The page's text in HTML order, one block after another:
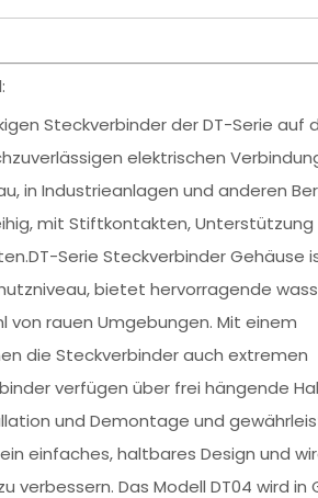
Steckverbinder der DT-Serie auf
elektrischen
in Industrieanlagen und anderen
mit Stiftkontakten, Unterstützung
Serie Steckverbinder Gehäuse
bietet hervorragende
rauen Umgebungen. Mit einem
die Steckverbinder auch extremen
verfügen über frei hängende
und Demontage und
einfaches, haltbares Design und
Das Modell DT04 wird in